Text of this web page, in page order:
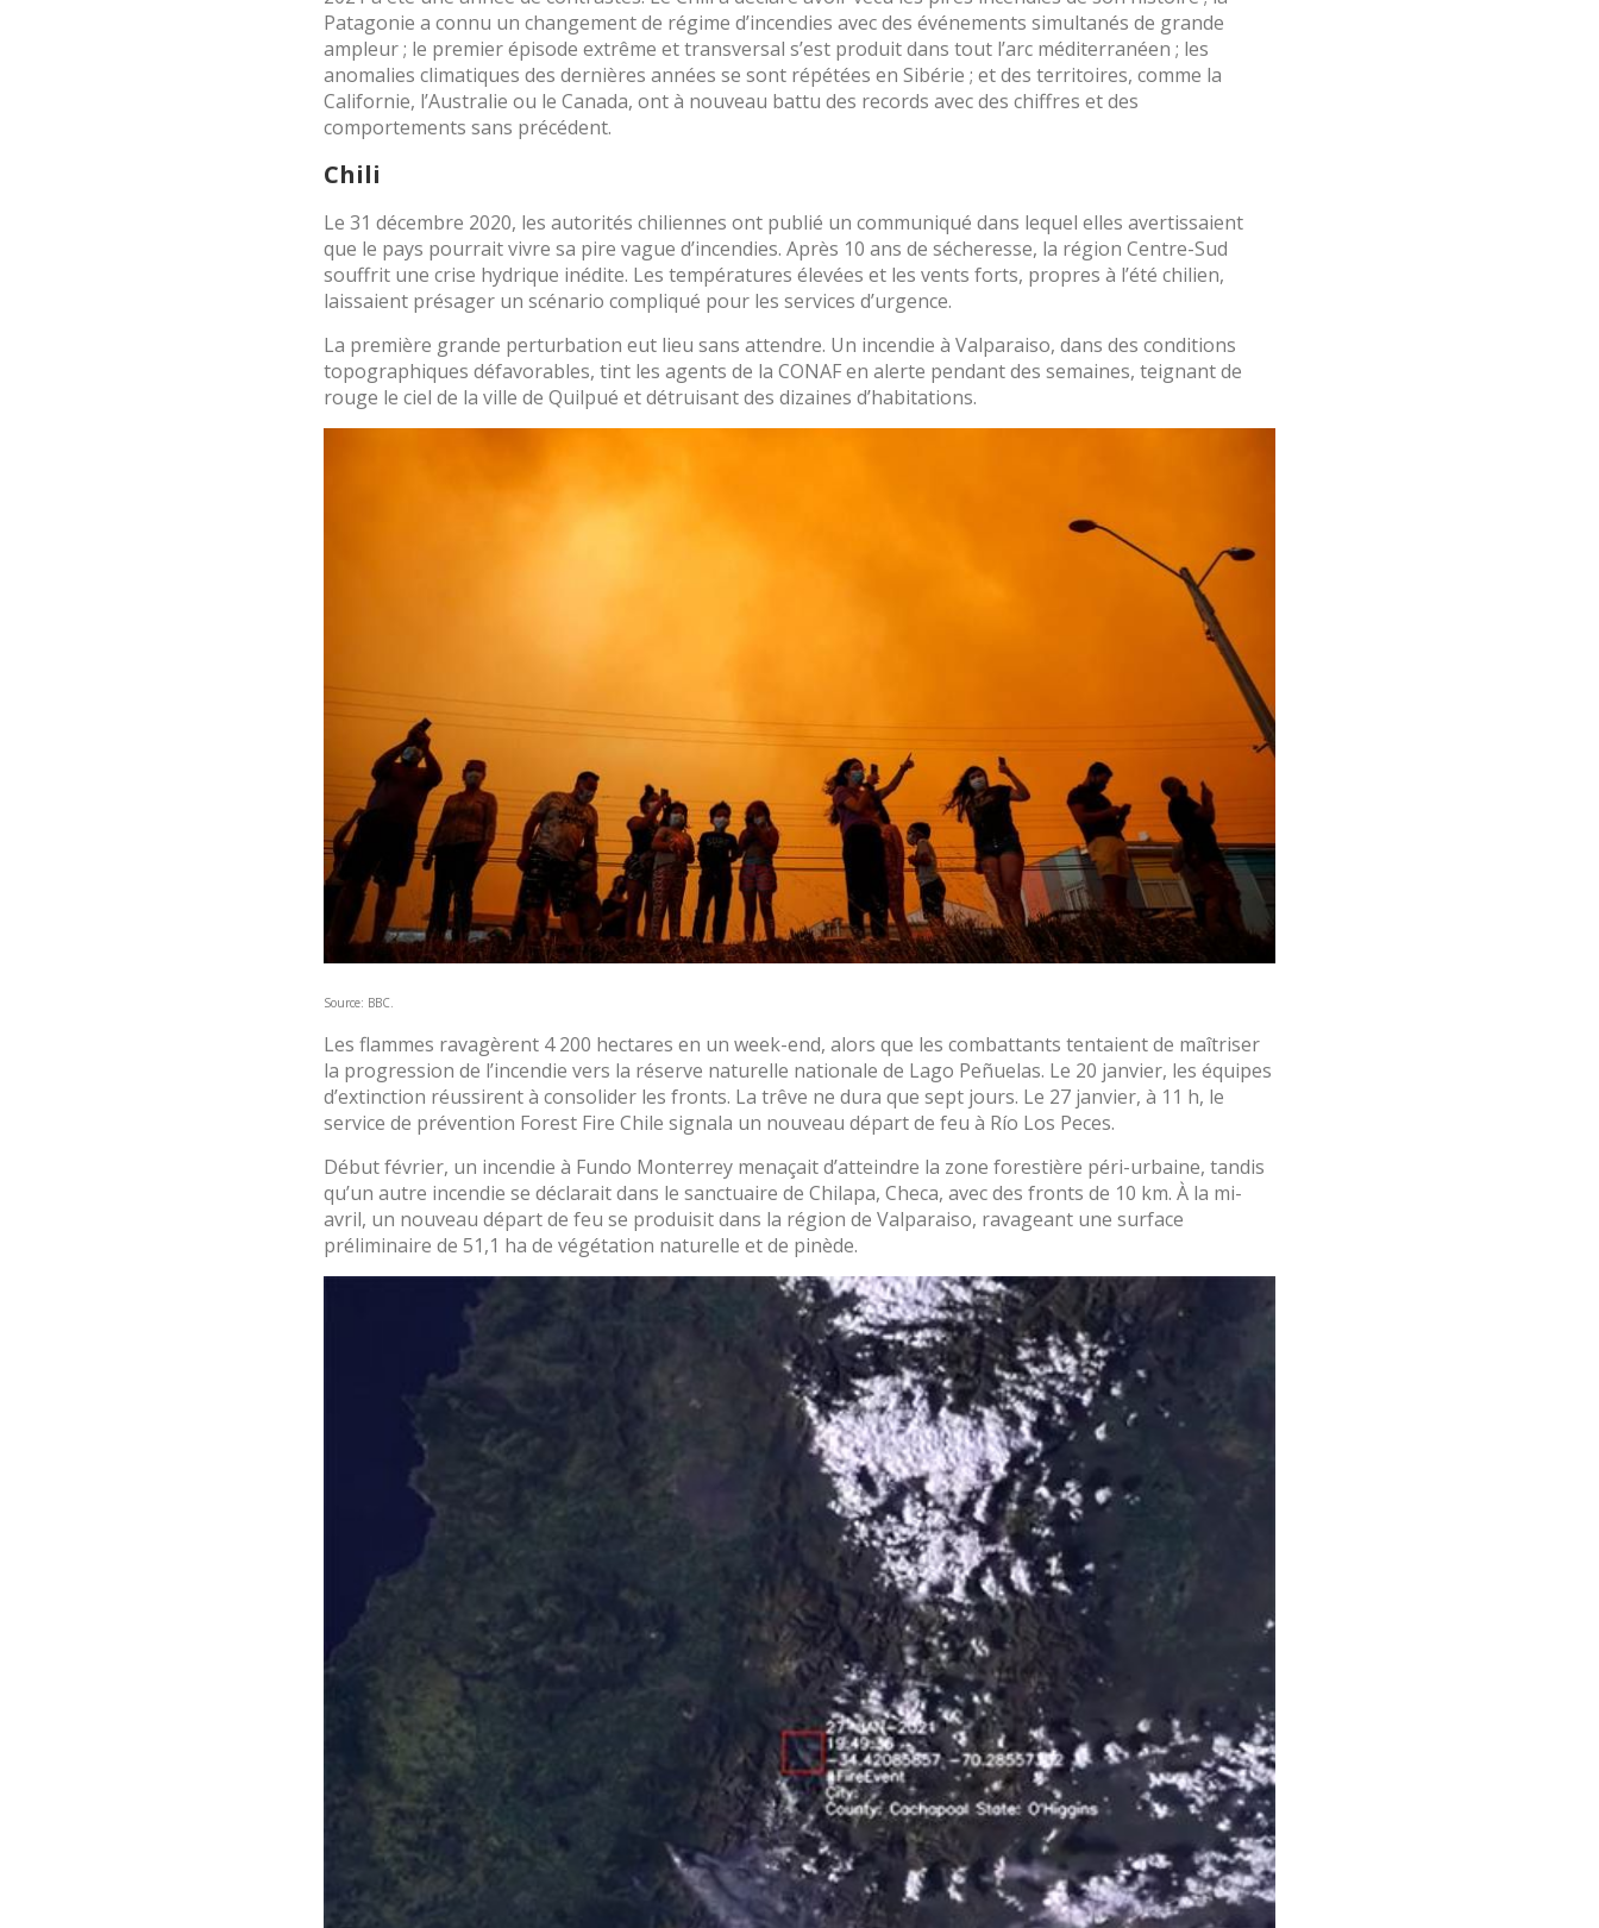
Commencer la
session
Commencer la session
Tu as oublié ton mot de passe?
O
Créer un compte
Patagonie a connu un changement de régime d’incendies avec des événements simultanés de grande
ampleur ; le premier épisode extrême et transversal s’est produit dans tout l’arc méditerranéen ; les
anomalies climatiques des dernières années se sont répétées en Sibérie ; et des territoires, comme la
Californie, l’Australie ou le Canada, ont à nouveau battu des records avec des chiffres et des
comportements sans précédent.
Chili
Le 31 décembre 2020, les autorités chiliennes ont publié un communiqué dans lequel elles avertissaient
que le pays pourrait vivre sa pire vague d’incendies. Après 10 ans de sécheresse, la région Centre-Sud
souffrit une crise hydrique inédite. Les températures élevées et les vents forts, propres à l’été chilien,
laissaient présager un scénario compliqué pour les services d’urgence.
La première grande perturbation eut lieu sans attendre. Un incendie à Valparaiso, dans des conditions
topographiques défavorables, tint les agents de la CONAF en alerte pendant des semaines, teignant de
rouge le ciel de la ville de Quilpué et détruisant des dizaines d’habitations.
Source: BBC.
Les flammes ravagèrent 4 200 hectares en un week-end, alors que les combattants tentaient de maîtriser
la progression de l’incendie vers la réserve naturelle nationale de Lago Peñuelas. Le 20 janvier, les équipes
d’extinction réussirent à consolider les fronts. La trêve ne dura que sept jours. Le 27 janvier, à 11 h, le
service de prévention Forest Fire Chile signala un nouveau départ de feu à Río Los Peces.
Début février, un incendie à Fundo Monterrey menaçait d’atteindre la zone forestière péri-urbaine, tandis
qu’un autre incendie se déclarait dans le sanctuaire de Chilapa, Checa, avec des fronts de 10 km. À la mi-
avril, un nouveau départ de feu se produisit dans la région de Valparaiso, ravageant une surface
préliminaire de 51,1 ha de végétation naturelle et de pinède.
Analyse et Personnalisation
Ils permettent le suivi et l'analyse du comportement des utilisateurs de ce site. Les
informations collectées via ce type de cookies sont utilisées pour mesurer l'activité du
Web pour l'élaboration des profils de navigation des utilisateurs afin d'introduire des
améliorations basées sur l'analyse des données d'utilisation effectuée par les
utilisateurs du service. . Ils nous permettent de sauvegarder les informations de
Marketing et Publicité
Ces cookies sont utilisés pour stocker des informations sur les préférences et les choix
personnels de l'utilisateur grâce à l'observation continue de ses habitudes de
navigation. Grâce à eux, nous pouvons connaître les habitudes de navigation sur le
Enregistrer les paramètres Tout accepter